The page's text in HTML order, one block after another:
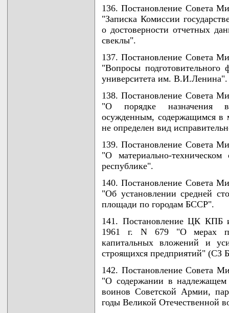
136. Постановление Совета
"Записка Комиссии
о достоверности отчетных
свеклы".
137. Постановление Совета
"Вопросы подготовительного
университета им. В.И.Ленина".
138. Постановление Совета
"О порядке назначения
осужденным, содержащимся в
не определен вид
139. Постановление Совета
"О материально-
республике".
140. Постановление Совета
"Об установлении средней
площади по городам БССР".
141. Постановление ЦК КПБ
1961 г. N 679 "О мерах по
капитальных вложений и
строящихся предприятий" (СЗ
142. Постановление Совета
"О содержании в надлежащем
воинов Советской Армии,
годы Великой Отечественной